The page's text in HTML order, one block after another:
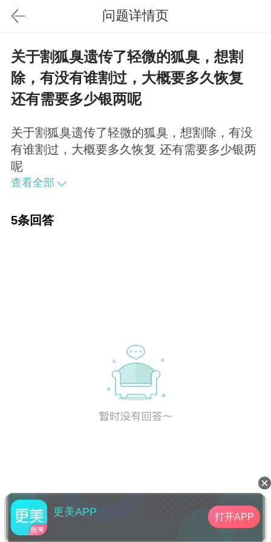
问题详情页
关于割狐臭遗传了轻微的狐臭，想割
除，有没有谁割过，大概要多久恢复
还有需要多少银两呢
关于割狐臭遗传了轻微的狐臭，想割除，有没
有谁割过，大概要多久恢复 还有需要多少银两
呢
查看全部
5条回答
更美APP 打开APP